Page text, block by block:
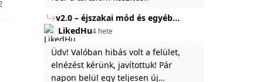
v2.0 – éjszakai mód és egyéb
fejlesztések
LikedHu4 hete
Üdv! Valóban hibás volt a felület,
elnézést kérünk, javítottuk! Pár
napon belül egy teljesen új